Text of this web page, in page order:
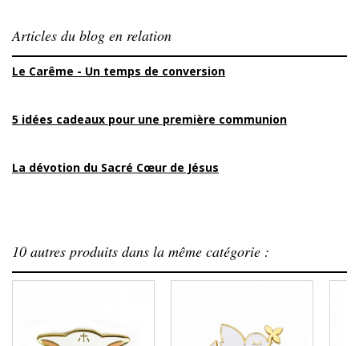
Articles du blog en relation
Le Carême - Un temps de conversion
5 idées cadeaux pour une première communion
La dévotion du Sacré Cœur de Jésus
10 autres produits dans la même catégorie :